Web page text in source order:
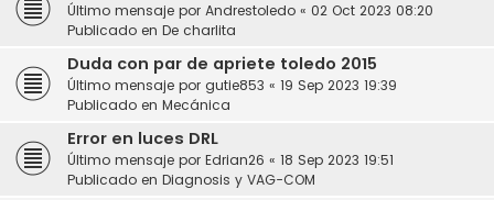
Último mensaje por Andrestoledo « 02 Oct 2023 08:20
Publicado en De charlita
Duda con par de apriete toledo 2015
Último mensaje por gutie853 « 19 Sep 2023 19:39
Publicado en Mecánica
Error en luces DRL
Último mensaje por Edrian26 « 18 Sep 2023 19:51
Publicado en Diagnosis y VAG-COM